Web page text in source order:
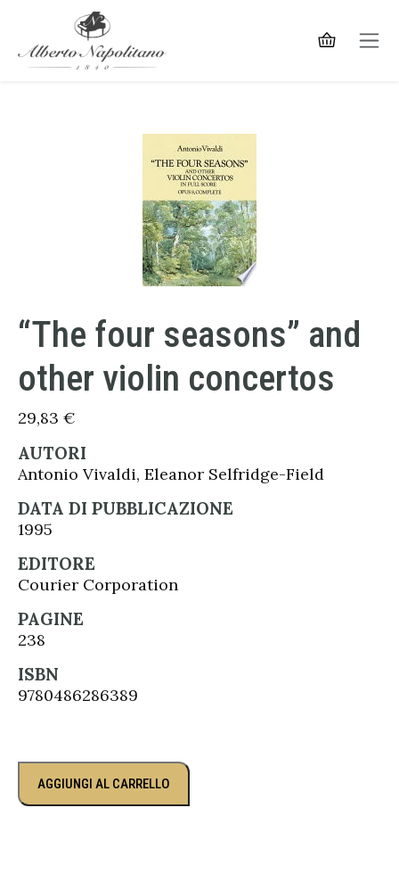
“The four seasons” and
other violin concertos
29,83 €
AUTORI
Antonio Vivaldi, Eleanor Selfridge-Field
DATA DI PUBBLICAZIONE
1995
EDITORE
Courier Corporation
PAGINE
238
ISBN
9780486286389
AGGIUNGI AL CARRELLO